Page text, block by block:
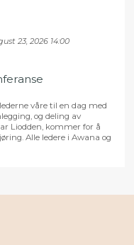
23, 2026 14:00
våre til en dag med
og deling av
Liodden, kommer for å
Alle ledere i Awana og